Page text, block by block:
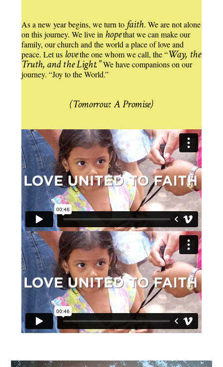
As a new year begins, we turn to faith. We are not alone
on this journey. We live in hopethat we can make our
family, our church and the world a place of love and
peace. Let us lovethe one whom we call, the “Way, the
Truth, and the Light.”We have companions on our
journey. “Joy to the World.”
(Tomorrow: A Promise)